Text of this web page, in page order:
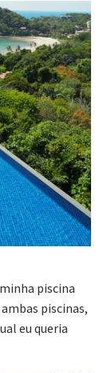
piscina
piscinas,
eu queria